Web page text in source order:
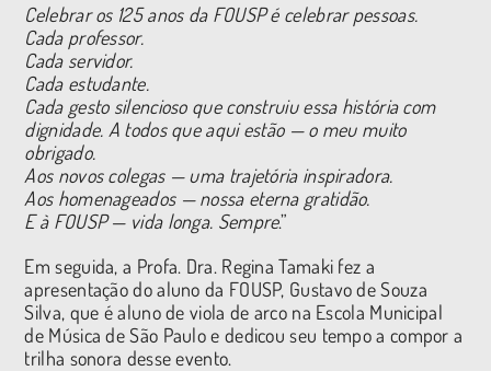
Celebrar os 125 anos da FOUSP é celebrar pessoas.
Cada professor.
Cada servidor.
Cada estudante.
Cada gesto silencioso que construiu essa história com
dignidade. A todos que aqui estão — o meu muito
obrigado.
Aos novos colegas — uma trajetória inspiradora.
Aos homenageados — nossa eterna gratidão.
E à FOUSP — vida longa. Sempre.”
Em seguida, a Profa. Dra. Regina Tamaki fez a
apresentação do aluno da FOUSP, Gustavo de Souza
Silva, que é aluno de viola de arco na Escola Municipal
de Música de São Paulo e dedicou seu tempo a compor a
trilha sonora desse evento.